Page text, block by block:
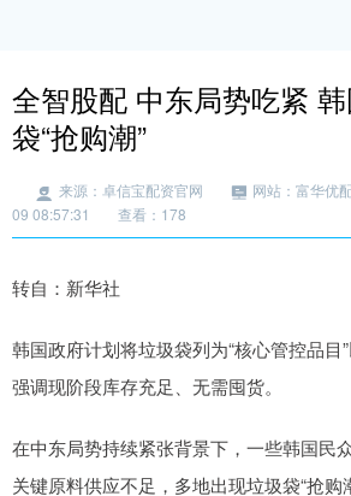
全智股配 中东局势吃紧
袋“抢购潮”
来源：卓信宝配资官网 网站：富华优
09 08:57:31
查看：178
转自：新华社
韩国政府计划将垃圾袋列为“核心管控品目
强调现阶段库存充足、无需囤货。
在中东局势持续紧张背景下，一些韩国民
关键原料供应不足，多地出现垃圾袋“抢购